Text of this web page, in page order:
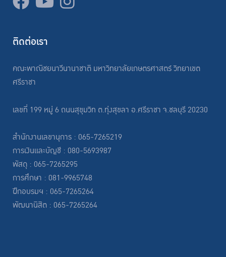
ติดต่อเรา
คณะพาณิชยนาวีนานาชาติ มหาวิทยาลัยเกษตรศาสตร์ วิทยาเขต
ศรีราชา
เลขที่ 199 หมู่ 6 ถนนสุขุมวิท ต.ทุ่งสุขลา อ.ศรีราชา จ.ชลบุรี 20230
สำนักงานเลขานุการ : 065-7265219
การเงินและบัญชี : 080-5693987
พัสดุ : 065-7265295
การศึกษา : 081-9965748
ฝึกอบรมฯ : 065-7265264
พัฒนานิสิต : 065-7265264